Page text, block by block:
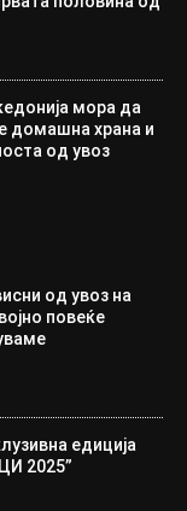
мора да
домашна храна и
од увоз
од увоз на
повеќе
едиција
2025”